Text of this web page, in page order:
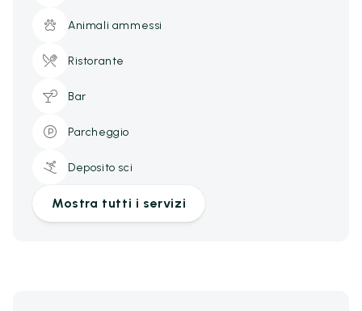
Animali ammessi
Ristorante
Bar
Parcheggio
Deposito sci
Mostra tutti i servizi